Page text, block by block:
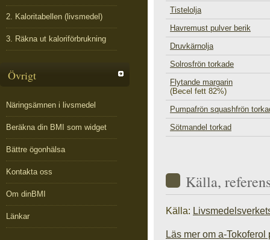
2. Kaloritabellen (livsmedel)
3. Räkna ut kaloriförbrukning
Övrigt
Näringsämnen i livsmedel
Beräkna din BMI som widget
Bättre ögonhälsa
Kontakta oss
Om dinBMI
Länkar
Tistelolja
Havremust pulver berik
Druvkärnolja
Solrosfrön torkade
Flytande margarin
(Becel fett 82%)
Pumpafrön squashfrön
Sötmandel torkad
Källa,
Källa:
Läs mer om a-